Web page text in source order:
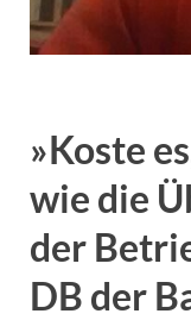
»Koste
wie die
der
DB der